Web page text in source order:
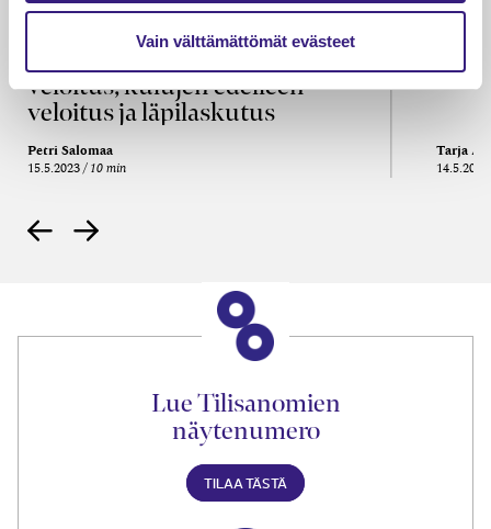
Vain välttämättömät evästeet
Kulu­veloitukset arvon­lisä­
veloitus, kulujen edelleen­
veloitus ja läpi­laskutus
Petri Salomaa
15.5.2023 10 min
Tarja
14.5.2021
Lue Tilisanomien
näytenumero
TILAA TÄSTÄ